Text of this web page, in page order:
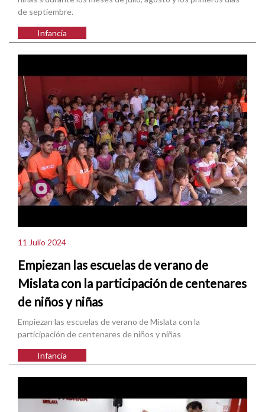
de septiembre.
Infancia
11 Julio 2024
Empiezan las escuelas de verano de
Mislata con la participación de centenares
de niños y niñas
Empiezan las escuelas de verano de Mislata con la
participación de centenares de niños y niñas
Infancia